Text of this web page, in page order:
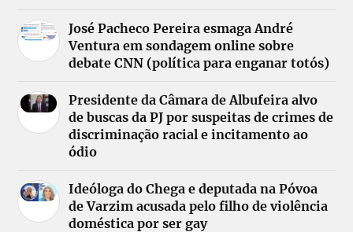
José Pacheco Pereira esmaga André
Ventura em sondagem online sobre
debate CNN (política para enganar totós)
Presidente da Câmara de Albufeira alvo
de buscas da PJ por suspeitas de crimes de
discriminação racial e incitamento ao
ódio
Ideóloga do Chega e deputada na Póvoa
de Varzim acusada pelo filho de violência
doméstica por ser gay